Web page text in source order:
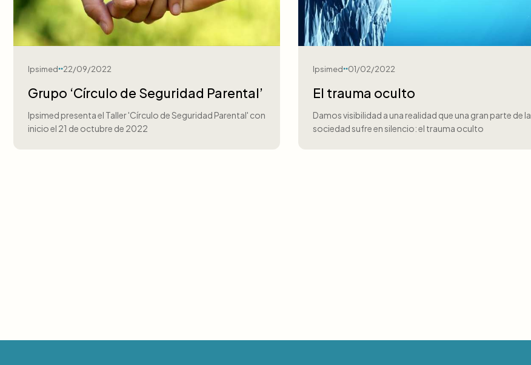
Ipsimed 22/09/2022
Grupo ‘Círculo de Seguridad Parental’
Ipsimed presenta el Taller 'Círculo de Seguridad Parental' con
inicio el 21 de octubre de 2022
Ipsimed 01/02/2022
El trauma oculto
Damos visibilidad a una realidad que una gran parte de la
sociedad sufre en silencio: el trauma oculto